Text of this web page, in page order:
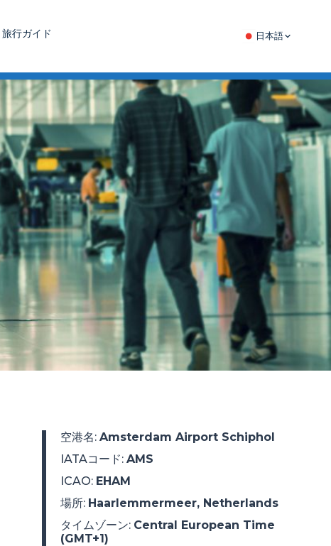
旅行ガイド 日本語
空港名: Amsterdam Airport Schiphol
IATAコード: AMS
ICAO: EHAM
場所: Haarlemmermeer, Netherlands
タイムゾーン: Central European Time
(GMT+1)